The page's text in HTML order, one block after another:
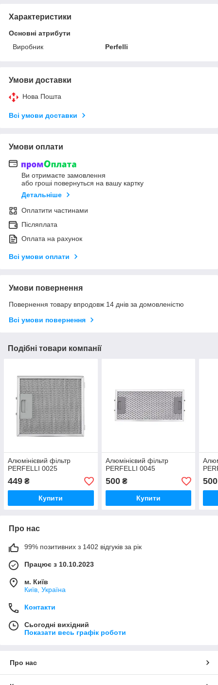
Характеристики
Основні атрибути
Виробник
Perfelli
Умови доставки
Нова Пошта
Всі умови доставки
Умови оплати
Ви отримаєте замовлення
або гроші повернуться на вашу картку
Детальніше
Оплатити частинами
Післяплата
Оплата на рахунок
Всі умови оплати
Умови повернення
Повернення товару впродовж 14 днів за домовленістю
Всі умови повернення
Подібні товари компанії
Алюмінієвий фільтр
PERFELLI 0025
449 ₴
Купити
Алюмінієвий фільтр
PERFELLI 0045
500₴
Купити
500
Про нас
99% позитивних з 1402 відгуків за рік
Працює з 10.10.2023
м. Київ
Київ, Україна
Контакти
Сьогодні вихідний
Показати весь графік роботи
Про нас